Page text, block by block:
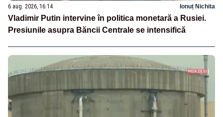
6 aug. 2026, 16:14 Ionuț Nichita
Vladimir Putin intervine în politica monetară a Rusiei.
Presiunile asupra Băncii Centrale se intensifică